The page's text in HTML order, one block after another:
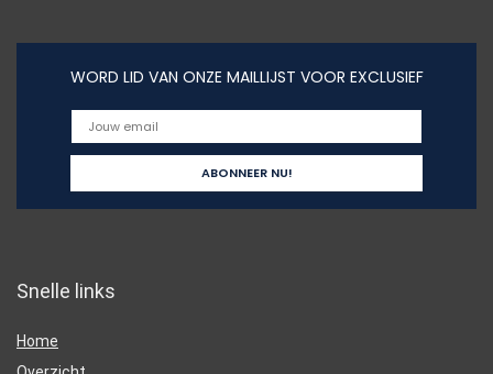
WORD LID VAN ONZE MAILLIJST VOOR EXCLUSIEF
Snelle links
Home